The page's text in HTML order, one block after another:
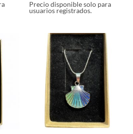
Precio disponible solo para
usuarios registrados.